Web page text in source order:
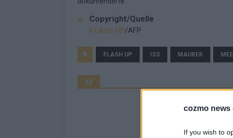
cozmo news
If you wish to
Copyright/Quelle
FLASH UP/AFP
FLASH UP ISS MAURER
AD